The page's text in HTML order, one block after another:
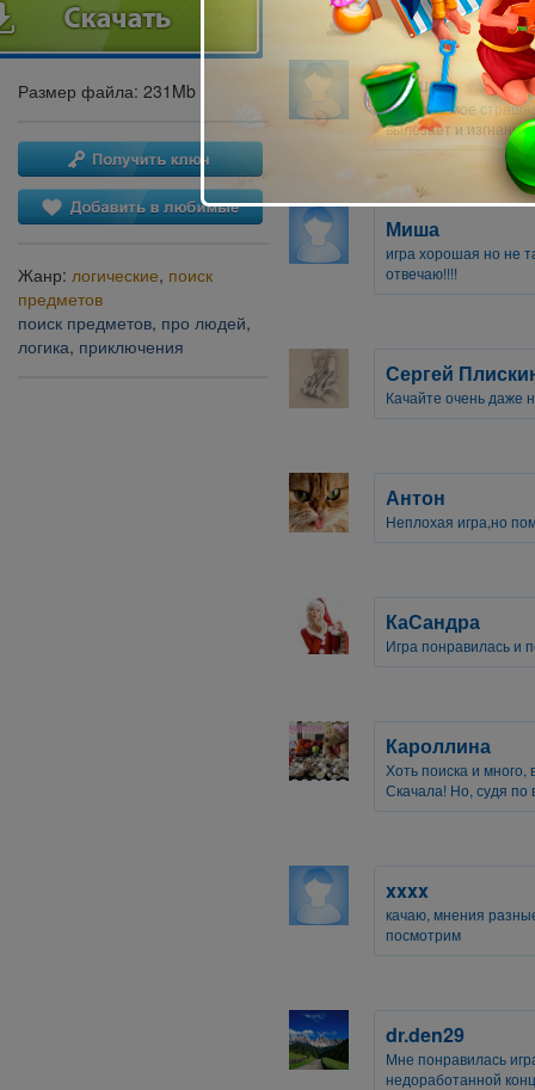
Размер файла: 231Mb
Жанр: логические, поиск
предметов
поиск предметов, про людей,
логика, приключения
Миша
вЖутьсамое
вылезает и
Миша
игра хорошая но не
отвечаю!!!!
Сергей
Качайте очень даже
Антон
Неплохая игра,но
КаСандра
Игра понравилась и
Кароллина
Хоть поиска и
Скачала! Но, судя по
xxxx
качаю, мнения
посмотрим
dr.den29
Мне понравилась
недоработанной